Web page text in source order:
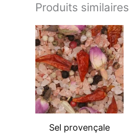
Produits similaires
Sel provençale